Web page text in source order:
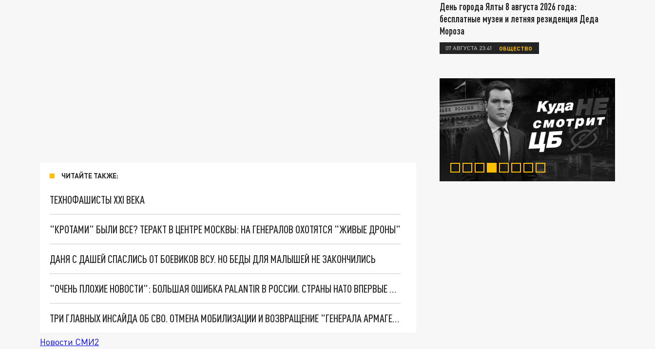
ЧИТАЙТЕ ТАКЖЕ:
ТЕХНОФАШИСТЫ XXI ВЕКА
"КРОТАМИ" БЫЛИ ВСЕ? ТЕРАКТ В ЦЕНТРЕ МОСКВЫ: НА ГЕНЕРАЛОВ ОХОТЯТСЯ "ЖИВЫЕ ДРОНЫ"
ДАНЯ С ДАШЕЙ СПАСЛИСЬ ОТ БОЕВИКОВ ВСУ. НО БЕДЫ ДЛЯ МАЛЫШЕЙ НЕ ЗАКОНЧИЛИСЬ
"ОЧЕНЬ ПЛОХИЕ НОВОСТИ": БОЛЬШАЯ ОШИБКА PALANTIR В РОССИИ. СТРАНЫ НАТО ВПЕРВЫЕ ЗА СВО ОСТАНОВИЛИ ПОСТАВКИ ОРУЖИЯ. ВСУ ТЕРЯЮТ ПРИГРАНИЧЬЕ?
ТРИ ГЛАВНЫХ ИНСАЙДА ОБ СВО. ОТМЕНА МОБИЛИЗАЦИИ И ВОЗВРАЩЕНИЕ "ГЕНЕРАЛА АРМАГЕДДОНА"? ОТЛИЧНЫЕ НОВОСТИ, КОТОРЫЕ ЖДАЛИ ВСЕ
Новости СМИ2
День города Ялты 8 августа 2026 года:
бесплатные музеи и летняя резиденция Деда
Мороза
07 АВГУСТА 23:41 ОБЩЕСТВО